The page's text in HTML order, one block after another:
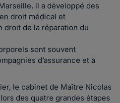
il a développé des
droit médical et
droit de la réparation du
sont souvent
d’assurance et à
le cabinet de Maître Nicolas
des quatre grandes étapes